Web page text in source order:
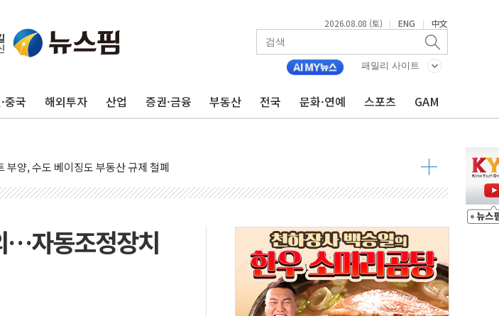
2026.08.08 (토) | ENG | 中文
패밀리 사이트
중국 해외투자 산업 증권·금융 부동산 전국 문화·연예 스포츠 GAM
풍랑주의보…10일까지 최대 3.5m 높은 물결
부양, 수도 베이징도 부동산 규제 철폐
서 수위 상승으로 피서객 7명 고립…전원 구조
안 시간당 50mm 이상 폭우…호우경보 발효
던 90대 숨져…온열질환 여부 조사
…자동조정장치